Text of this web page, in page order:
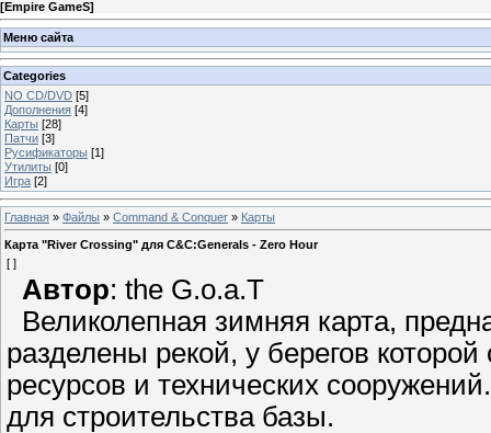
[Empire GameS]
Меню сайта
Categories
NO CD/DVD [5]
Дополнения [4]
Карты [28]
Патчи [3]
Русификаторы [1]
Утилиты [0]
Игра [2]
Главная » Файлы » Command & Conquer » Карты
Карта "River Crossing" для C&C:Generals - Zero Hour
[ ]
Автор: the G.o.a.T
Великолепная зимняя карта,
разделены рекой, у берегов
ресурсов и технических
для строительства базы.